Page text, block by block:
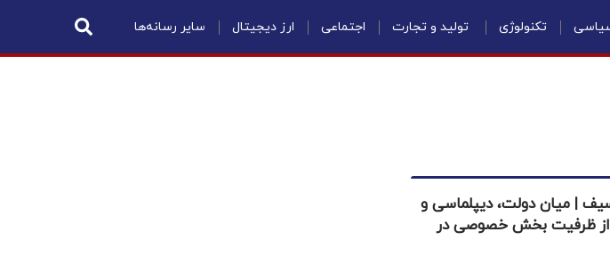
تکنولوژی تولید و تجارت اجتماعی ارز دیجیتال سایر رسانه‌ها
| میان دولت، دیپلماسی و
از ظرفیت بخش خصوصی در